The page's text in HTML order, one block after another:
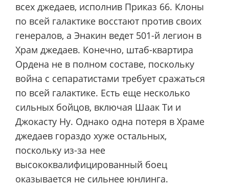
всех джедаев, исполнив Приказ 66. Клоны
по всей галактике восстают против своих
генералов, а Энакин ведет 501-й легион в
Храм джедаев. Конечно, штаб-квартира
Ордена не в полном составе, поскольку
война с сепаратистами требует сражаться
по всей галактике. Есть еще несколько
сильных бойцов, включая Шаак Ти и
Джокасту Ну. Однако одна потеря в Храме
джедаев гораздо хуже остальных,
поскольку из-за нее
высококвалифицированный боец
оказывается не сильнее юнлинга.